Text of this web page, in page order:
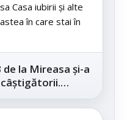
Casa iubirii și alte
în care stai în
de la Mireasa și-a
au decis care